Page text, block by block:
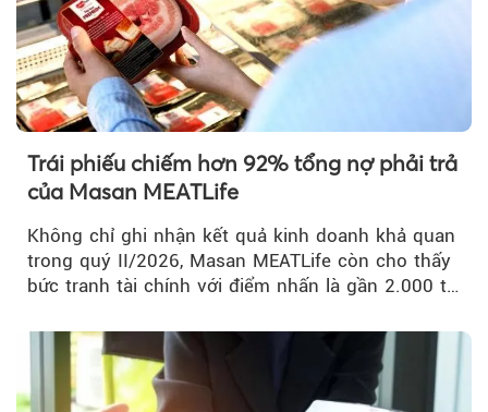
Trái phiếu chiếm hơn 92% tổng nợ phải trả
của Masan MEATLife
Không chỉ ghi nhận kết quả kinh doanh khả quan
trong quý II/2026, Masan MEATLife còn cho thấy
bức tranh tài chính với điểm nhấn là gần 2.000 tỷ